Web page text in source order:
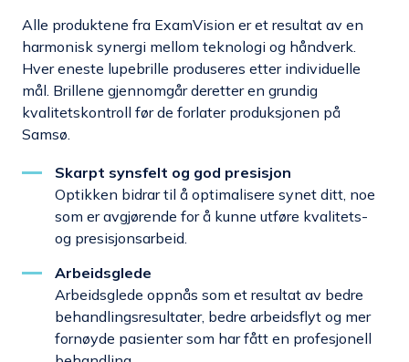
Alle produktene fra ExamVision er et resultat av en
harmonisk synergi mellom teknologi og håndverk.
Hver eneste lupebrille produseres etter individuelle
mål. Brillene gjennomgår deretter en grundig
kvalitetskontroll før de forlater produksjonen på
Samsø.
Skarpt synsfelt og god presisjon
Optikken bidrar til å optimalisere synet ditt, noe
som er avgjørende for å kunne utføre kvalitets-
og presisjonsarbeid.
Arbeidsglede
Arbeidsglede oppnås som et resultat av bedre
behandlingsresultater, bedre arbeidsflyt og mer
fornøyde pasienter som har fått en profesjonell